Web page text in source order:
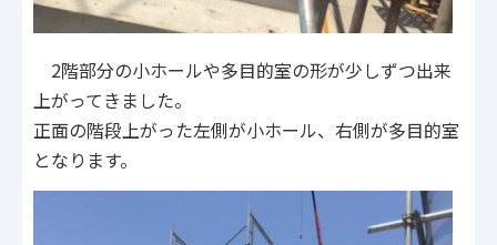
2階部分の小ホールや多目的室の形が少しずつ出来
上がってきました。
正面の階段上がった左側が小ホール、右側が多目的室
となります。